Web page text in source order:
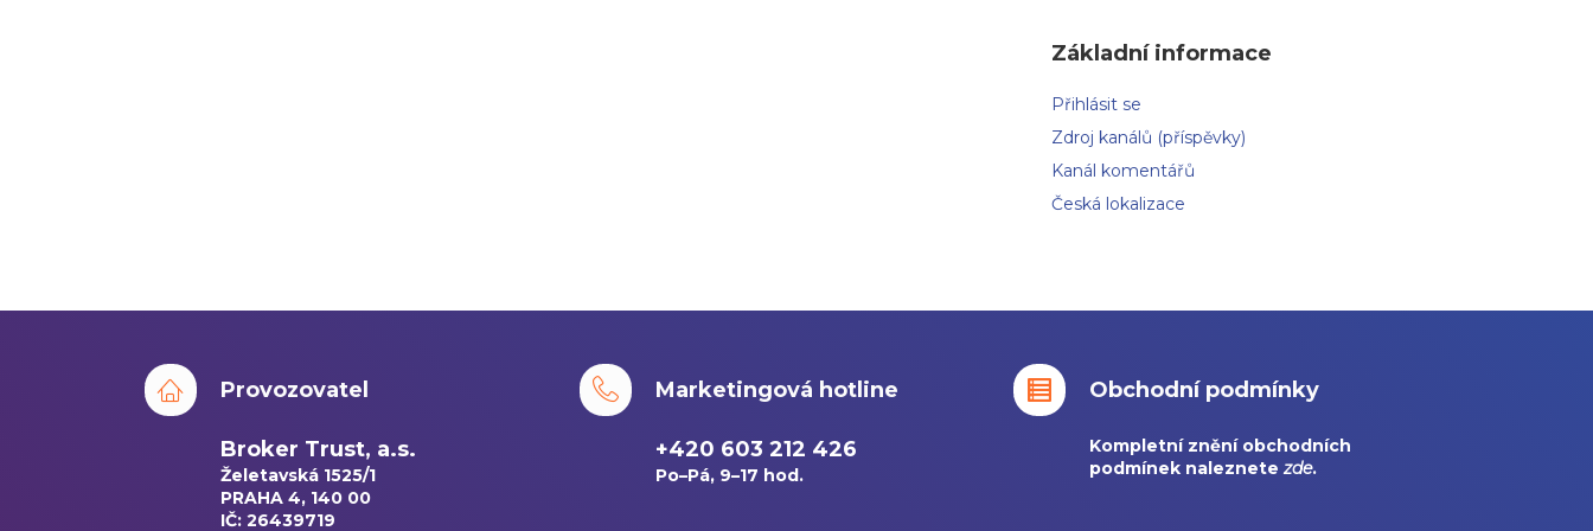
Základní informace
Přihlásit se
Zdroj kanálů (příspěvky)
Kanál komentářů
Česká lokalizace
Provozovatel
Broker Trust, a.s.
Želetavská 1525/1
PRAHA 4, 140 00
IČ: 26439719
Marketingová hotline
+420 603 212 426
Po–Pá, 9–17 hod.
Obchodní podmínky
Kompletní znění obchodních
podmínek naleznetezde.